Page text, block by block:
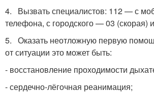
4.
Вызвать специалистов: 112 — с
телефона, с городского — 03 (скорая)
5. Оказать неотложную первую
от ситуации это может быть:
- восстановление проходимости
- сердечно-лёгочная реанимация;